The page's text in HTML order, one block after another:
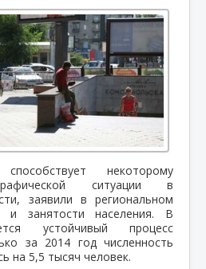
способствует некоторому
ситуации в
заявили в региональном
и занятости населения. В
устойчивый процесс
за 2014 год численность
на 5,5 тысяч человек.